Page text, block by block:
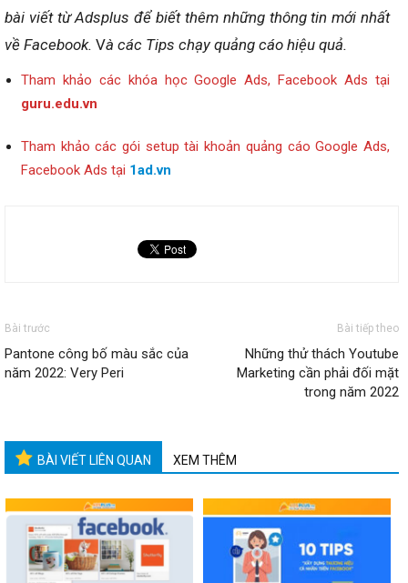
bài viết từ Adsplus để biết thêm những thông tin mới nhất
về Facebook. Và các Tips chạy quảng cáo hiệu quả.
Tham khảo các khóa học Google Ads, Facebook Ads tại
guru.edu.vn
Tham khảo các gói setup tài khoản quảng cáo Google Ads,
Facebook Ads tại 1ad.vn
Bài trước
Pantone công bố màu sắc của
năm 2022: Very Peri
Bài tiếp theo
Những thử thách Youtube
Marketing cần phải đối mặt
trong năm 2022
BÀI VIẾT LIÊN QUAN XEM THÊM